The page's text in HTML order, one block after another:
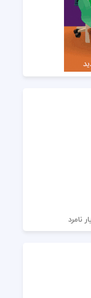
نامرد